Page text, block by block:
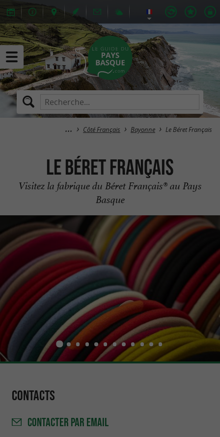
Côté Français Bayonne Le Béret Français
Le Béret Français
Visitez la fabrique du Béret Français® au Pays
Basque
Contacts
CONTACTER PAR EMAIL